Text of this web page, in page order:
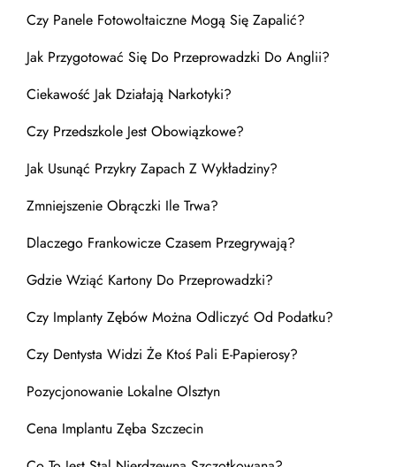
Czy Panele Fotowoltaiczne Mogą Się Zapalić?
Jak Przygotować Się Do Przeprowadzki Do Anglii?
Ciekawość Jak Działają Narkotyki?
Czy Przedszkole Jest Obowiązkowe?
Jak Usunąć Przykry Zapach Z Wykładziny?
Zmniejszenie Obrączki Ile Trwa?
Dlaczego Frankowicze Czasem Przegrywają?
Gdzie Wziąć Kartony Do Przeprowadzki?
Czy Implanty Zębów Można Odliczyć Od Podatku?
Czy Dentysta Widzi Że Ktoś Pali E-Papierosy?
Pozycjonowanie Lokalne Olsztyn
Cena Implantu Zęba Szczecin